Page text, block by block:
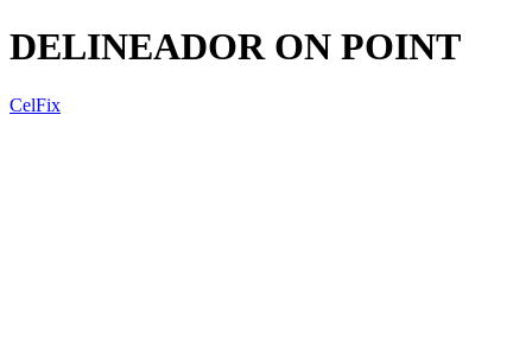
DELINEADOR ON POINT
CelFix